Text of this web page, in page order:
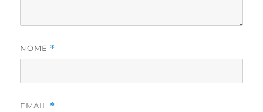
NOME *
EMAIL *